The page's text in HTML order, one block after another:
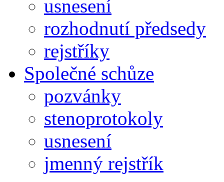
usnesení
rozhodnutí předsedy
rejstříky
Společné schůze
pozvánky
stenoprotokoly
usnesení
jmenný rejstřík